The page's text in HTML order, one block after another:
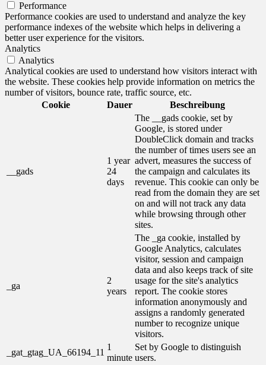
Performance
Performance cookies are used to understand and analyze the key
performance indexes of the website which helps in delivering a
better user experience for the visitors.
Analytics
Analytics
Analytical cookies are used to understand how visitors interact with
the website. These cookies help provide information on metrics the
number of visitors, bounce rate, traffic source, etc.
Cookie
Dauer Beschreibung
__gads
1 year
24
days
The __gads cookie, set by
Google, is stored under
DoubleClick domain and tracks
the number of times users see an
advert, measures the success of
the campaign and calculates its
revenue. This cookie can only be
read from the domain they are set
on and will not track any data
while browsing through other
sites.
_ga
2
years
The _ga cookie, installed by
Google Analytics, calculates
visitor, session and campaign
data and also keeps track of site
usage for the site's analytics
report. The cookie stores
information anonymously and
assigns a randomly generated
number to recognize unique
visitors.
_gat_gtag_UA_66194_11
1
minute
Set by Google to distinguish
users.